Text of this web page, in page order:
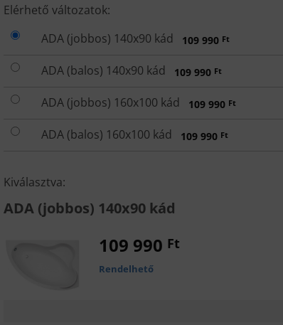
VÁLASSZON
MÉRETET
ÉS KIVITELT!
Elérhető változatok:
ADA (jobbos) 140x90 kád
109 990 Ft
ADA (balos) 140x90 kád 109 990 Ft
ADA (jobbos) 160x100 kád 109 990 Ft
ADA (balos) 160x100 kád 109 990 Ft
Kiválasztva:
ADA (jobbos) 140x90 kád
109 990 Ft
Rendelhető